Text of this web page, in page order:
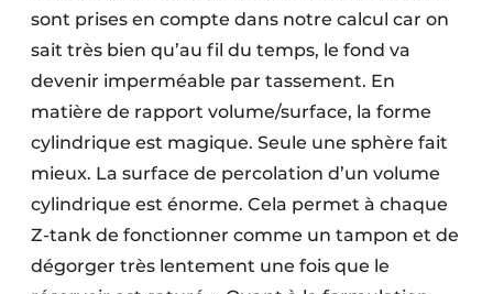
sont prises en compte dans notre calcul car on
sait très bien qu’au fil du temps, le fond va
devenir imperméable par tassement. En
matière de rapport volume/surface, la forme
cylindrique est magique. Seule une sphère fait
mieux. La surface de percolation d’un volume
cylindrique est énorme. Cela permet à chaque
Z-tank de fonctionner comme un tampon et de
dégorger très lentement une fois que le